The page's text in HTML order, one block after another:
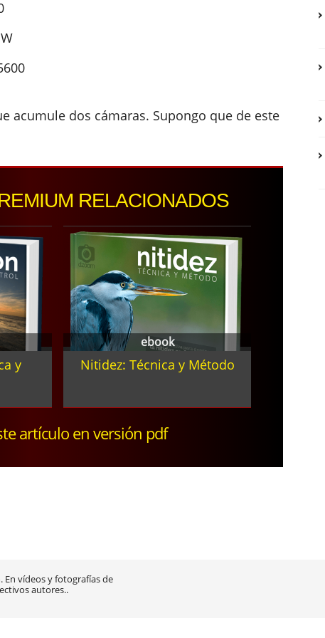
acumule dos cámaras. Supongo que de este
RELACIONADOS
y
ebook
Nitidez: Técnica y Método
artículo en versión pdf
En vídeos y fotografías de
autores..